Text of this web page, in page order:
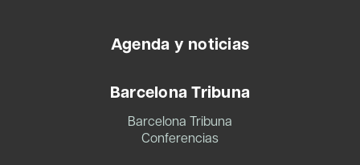
Agenda y noticias
Barcelona Tribuna
Barcelona Tribuna
Conferencias